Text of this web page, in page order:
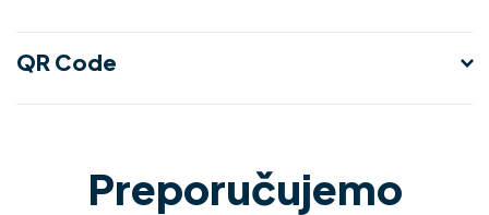
QR Code
Preporučujemo